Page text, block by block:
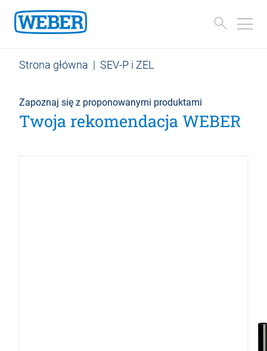
Strona główna | SEV-P i ZEL
Zapoznaj się z proponowanymi produktami
Twoja rekomendacja WEBER